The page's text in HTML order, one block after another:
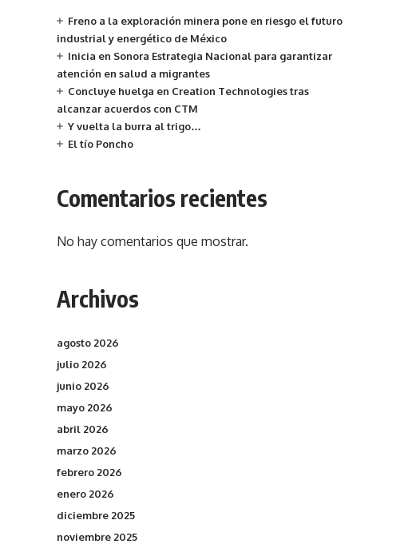
Freno a la exploración minera pone en riesgo el futuro
industrial y energético de México
Inicia en Sonora Estrategia Nacional para garantizar
atención en salud a migrantes
Concluye huelga en Creation Technologies tras
alcanzar acuerdos con CTM
Y vuelta la burra al trigo…
El tío Poncho
Comentarios recientes
No hay comentarios que mostrar.
Archivos
agosto 2026
julio 2026
junio 2026
mayo 2026
abril 2026
marzo 2026
febrero 2026
enero 2026
diciembre 2025
noviembre 2025